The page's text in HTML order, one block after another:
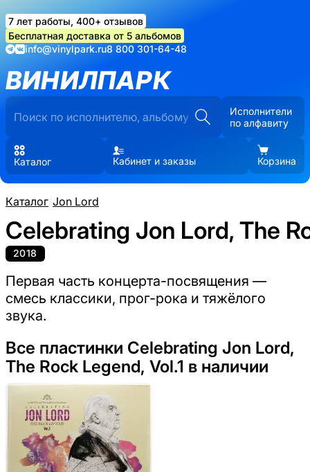
7 лет работы, 400+ отзывов
Бесплатная доставка от 5 альбомов
info@vinylpark.ru8 800 301-64-48
ВИНИЛПАРК
Исполнители
по алфавиту
Каталог Кабинет и заказы Корзина
Каталог/Jon Lord
Celebrating Jon Lord, The
2018
Первая часть концерта-посвящения —
смесь классики, прог-рока и тяжёлого
звука.
Все пластинки Celebrating Jon Lord,
The Rock Legend, Vol.1 в наличии